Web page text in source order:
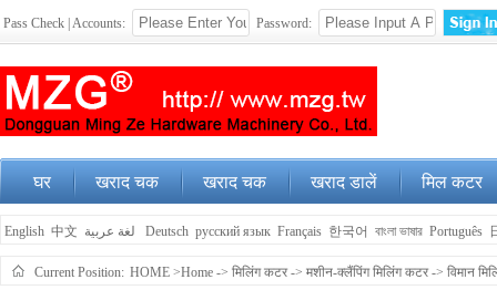
Pass Check | Accounts: Password:
घर खराद चक खराद चक खराद डालें मिल कटर
English 中文 Deutsch русский язык Français 한국어 বাংলা ভাষার Português
Current Position: HOME >Home -> मिलिंग कटर-> मशीन-क्लैंपिंग मिलिंग कटर-> विमान